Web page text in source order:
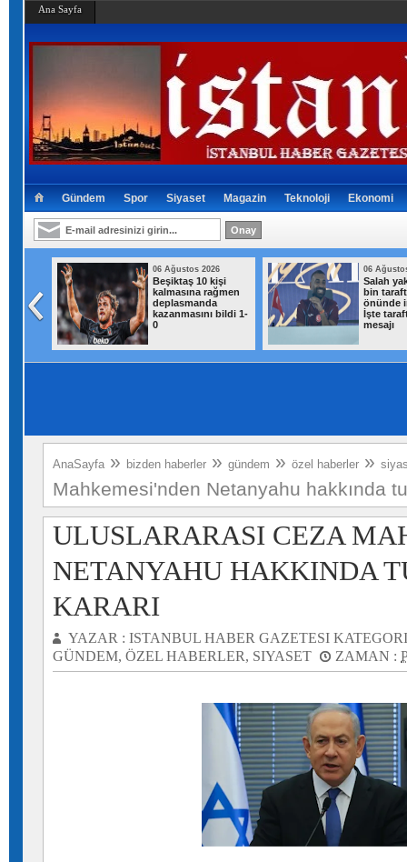
Ana Sayfa
Gündem Spor Siyaset Magazin Teknoloji Ekonomi
06 Ağustos 2026
Beşiktaş 10 kişi
kalmasına rağmen
deplasmanda
kazanmasını bildi 1-
0
06
Salah
bin
önünde
İşte
mesajı
AnaSayfa » bizden haberler » gündem » özel haberler »
Mahkemesi'nden Netanyahu hakkında
ULUSLARARASI CEZA
NETANYAHU HAKKINDA
KARARI
YAZAR : ISTANBUL HABER GAZETESI
GÜNDEM, ÖZEL HABERLER, SIYASET ZAMAN :